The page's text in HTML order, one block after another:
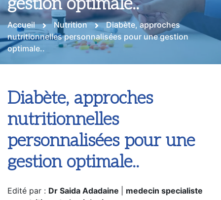
Accueil Nutrition
Diabète, approches
nutritionnelles personnalisées pour une gestion
optimale..
Diabète, approches
nutritionnelles
personnalisées pour une
gestion optimale..
Edité par : Dr Saida Adadaine
medecin specialiste